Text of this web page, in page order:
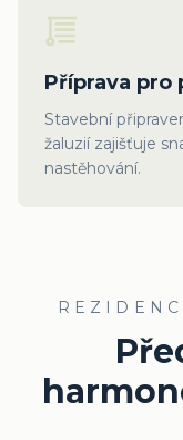
Příprava pro
Stavební
žaluzií zajišťuje
nastěhování.